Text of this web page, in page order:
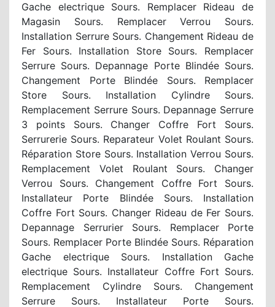
Gache electrique Sours. Remplacer Rideau de
Magasin Sours. Remplacer Verrou Sours.
Installation Serrure Sours. Changement Rideau de
Fer Sours. Installation Store Sours. Remplacer
Serrure Sours. Depannage Porte Blindée Sours.
Changement Porte Blindée Sours. Remplacer
Store Sours. Installation Cylindre Sours.
Remplacement Serrure Sours. Depannage Serrure
3 points Sours. Changer Coffre Fort Sours.
Serrurerie Sours. Reparateur Volet Roulant Sours.
Réparation Store Sours. Installation Verrou Sours.
Remplacement Volet Roulant Sours. Changer
Verrou Sours. Changement Coffre Fort Sours.
Installateur Porte Blindée Sours. Installation
Coffre Fort Sours. Changer Rideau de Fer Sours.
Depannage Serrurier Sours. Remplacer Porte
Sours. Remplacer Porte Blindée Sours. Réparation
Gache electrique Sours. Installation Gache
electrique Sours. Installateur Coffre Fort Sours.
Remplacement Cylindre Sours. Changement
Serrure Sours. Installateur Porte Sours.